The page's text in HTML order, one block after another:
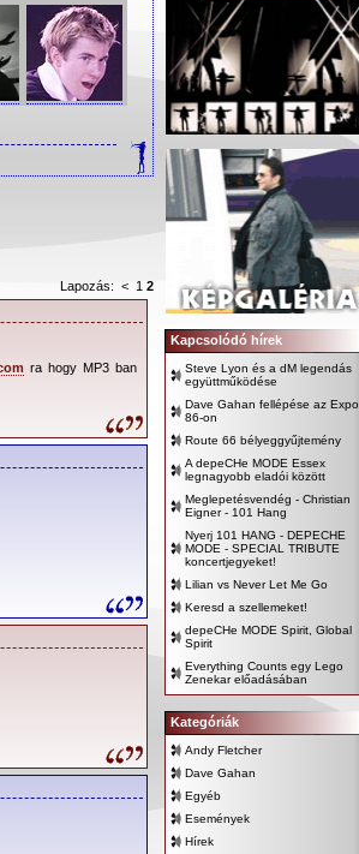
Lapozás: < 1 2
ra hogy MP3 ban
Kapcsolódó hírek
Steve Lyon és a dM legendás
együttműködése
Dave Gahan fellépése az Expo
86-on
Route 66 bélyeggyűjtemény
A depeCHe MODE Essex
legnagyobb eladói között
Meglepetésvendég - Christian
Eigner - 101 Hang
Nyerj 101 HANG - DEPECHE
MODE - SPECIAL TRIBUTE
koncertjegyeket!
Lilian vs Never Let Me Go
Keresd a szellemeket!
depeCHe MODE Spirit, Global
Spirit
Everything Counts egy Lego
Zenekar előadásában
Kategóriák
Andy Fletcher
Dave Gahan
Egyéb
Események
Hírek